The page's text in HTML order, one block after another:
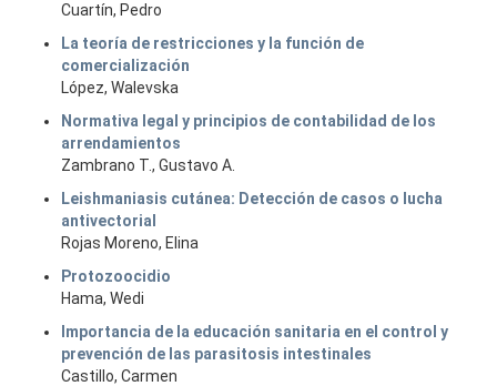
Cuartín, Pedro
La teoría de restricciones y la función de
comercialización
López, Walevska
Normativa legal y principios de contabilidad de los
arrendamientos
Zambrano T., Gustavo A.
Leishmaniasis cutánea: Detección de casos o lucha
antivectorial
Rojas Moreno, Elina
Protozoocidio
Hama, Wedi
Importancia de la educación sanitaria en el control y
prevención de las parasitosis intestinales
Castillo, Carmen